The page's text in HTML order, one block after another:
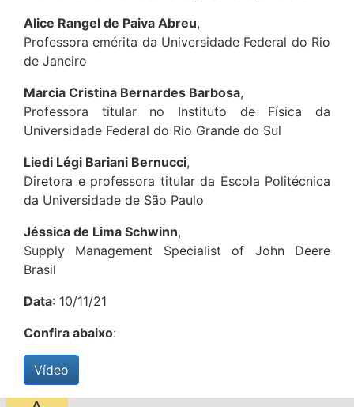
Alice Rangel de Paiva Abreu,
Professora emérita da Universidade Federal do Rio
de Janeiro
Marcia Cristina Bernardes Barbosa,
Professora titular no Instituto de Física da
Universidade Federal do Rio Grande do Sul
Liedi Légi Bariani Bernucci,
Diretora e professora titular da Escola Politécnica
da Universidade de São Paulo
Jéssica de Lima Schwinn,
Supply Management Specialist of John Deere
Brasil
Data: 10/11/21
Confira abaixo:
Vídeo